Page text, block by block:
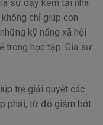
sư dạy kèm tại nhà
chỉ giúp con
kỹ năng xã hội
trong học tập. Gia sư
trẻ giải quyết các
phải, từ đó giảm bớt